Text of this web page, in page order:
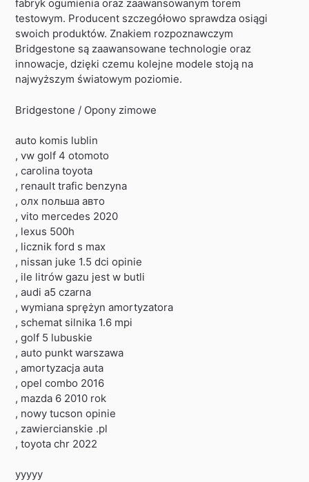
fabryk ogumienia oraz zaawansowanym torem
testowym. Producent szczegółowo sprawdza osiągi
swoich produktów. Znakiem rozpoznawczym
Bridgestone są zaawansowane technologie oraz
innowacje, dzięki czemu kolejne modele stoją na
najwyższym światowym poziomie.
Bridgestone / Opony zimowe
auto komis lublin
, vw golf 4 otomoto
, carolina toyota
, renault trafic benzyna
, олх польша авто
, vito mercedes 2020
, lexus 500h
, licznik ford s max
, nissan juke 1.5 dci opinie
, ile litrów gazu jest w butli
, audi a5 czarna
, wymiana sprężyn amortyzatora
, schemat silnika 1.6 mpi
, golf 5 lubuskie
, auto punkt warszawa
, amortyzacja auta
, opel combo 2016
, mazda 6 2010 rok
, nowy tucson opinie
, zawiercianskie .pl
, toyota chr 2022
yyyyy